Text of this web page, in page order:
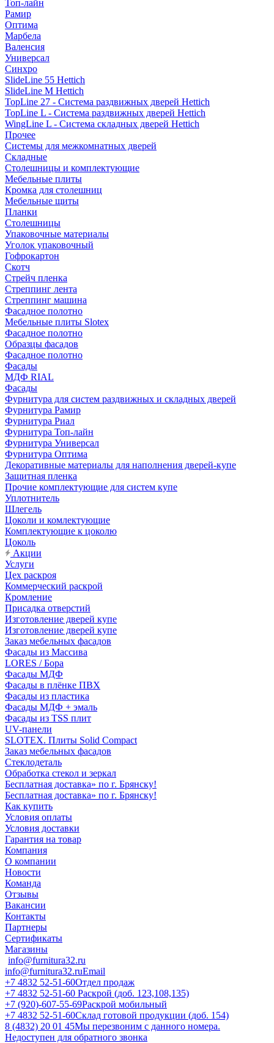
Топ-лайн
Рамир
Оптима
Марбела
Валенсия
Универсал
Синхро
SlideLine 55 Hettich
SlideLine M Hettich
TopLine 27 - Система раздвижных дверей Hettich
TopLine L - Система раздвижных дверей Hettich
WingLine L - Система складных дверей Hettich
Прочее
Системы для межкомнатных дверей
Складные
Столешницы и комплектующие
Мебельные плиты
Кромка для столешниц
Мебельные щиты
Планки
Столешницы
Упаковочные материалы
Уголок упаковочный
Гофрокартон
Скотч
Стрейч пленка
Стреппинг лента
Стреппинг машина
Фасадное полотно
Мебельные плиты Slotex
Фасадное полотно
Образцы фасадов
Фасадное полотно
Фасады
МДФ RIAL
Фасады
Фурнитура для систем раздвижных и складных дверей
Фурнитура Рамир
Фурнитура Риал
Фурнитура Топ-лайн
Фурнитура Универсал
Фурнитура Оптима
Декоративные материалы для наполнения дверей-купе
Защитная пленка
Прочие комплектующие для систем купе
Уплотнитель
Шлегель
Цоколи и комлектующие
Комплектующие к цоколю
Цоколь
Акции
Услуги
Цех раскроя
Коммерческий раскрой
Кромление
Присадка отверстий
Изготовление дверей купе
Изготовление дверей купе
Заказ мебельных фасадов
Фасады из Массива
LORES / Бора
Фасады МДФ
Фасады в плёнке ПВХ
Фасады из пластика
Фасады МДФ + эмаль
Фасады из TSS плит
UV-панели
SLOTEX. Плиты Solid Compact
Заказ мебельных фасадов
Стеклодеталь
Обработка стекол и зеркал
Бесплатная доставка» по г. Брянску!
Бесплатная доставка» по г. Брянску!
Как купить
Условия оплаты
Условия доставки
Гарантия на товар
Компания
О компании
Новости
Команда
Отзывы
Вакансии
Контакты
Партнеры
Сертификаты
Магазины
info@furnitura32.ru
info@furnitura32.ruEmail
+7 4832 52-51-60Отдел продаж
+7 4832 52-51-60 Раскрой (доб. 123,108,135)
+7 (920)-607-55-69Раскрой мобильный
+7 4832 52-51-60Склад готовой продукции (доб. 154)
8 (4832) 20 01 45Мы перезвоним с данного номера.
Недоступен для обратного звонка